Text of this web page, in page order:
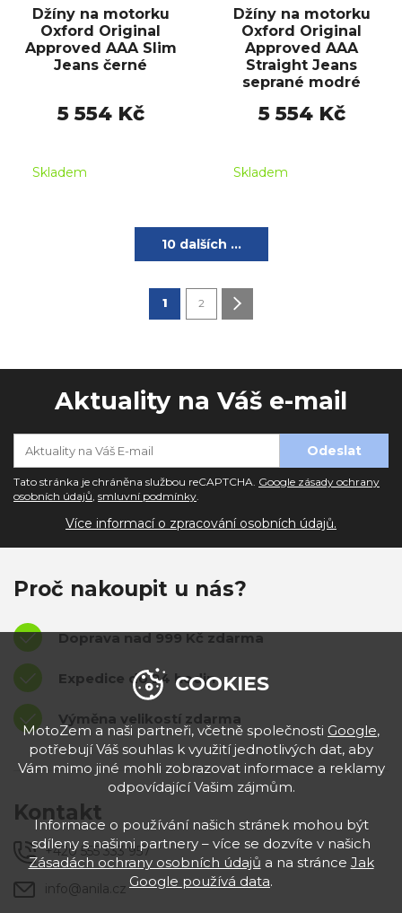
Džíny na motorku
Oxford Original
Approved AAA Slim
Jeans černé
5 554 Kč
Skladem
Džíny na motorku
Oxford Original
Approved AAA
Straight Jeans
seprané modré
5 554 Kč
Skladem
10 dalších ...
1 2
Aktuality na Váš e-mail
Tato stránka je chráněna službou reCAPTCHA. Google zásady ochrany
osobních údajů smluvní podmínky
Více informací o zpracování osobních údajů.
Proč nakoupit u nás?
Doprava nad 999 Kč zdarma
Expedice do 24 hodin
Výměna velikostí zdarma
Kontakt
+420 555 333 957
info@anila.cz
COOKIES
MotoZem a naši partneři, včetně společnosti Google,
potřebují Váš souhlas k využití jednotlivých dat, aby
Vám mimo jiné mohli zobrazovat informace a reklamy
odpovídající Vašim zájmům.
Informace o používání našich stránek mohou být
sdíleny s našimi partnery – více se dozvíte v našich
Zásadách ochrany osobních údajů a na stránce Jak
Google používá data.